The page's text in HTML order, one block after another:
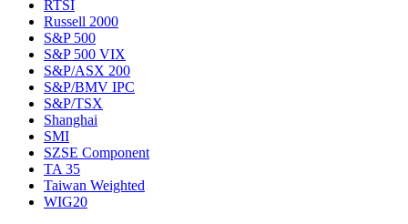
RTSI
Russell 2000
S&P 500
S&P 500 VIX
S&P/ASX 200
S&P/BMV IPC
S&P/TSX
Shanghai
SMI
SZSE Component
TA 35
Taiwan Weighted
WIG20